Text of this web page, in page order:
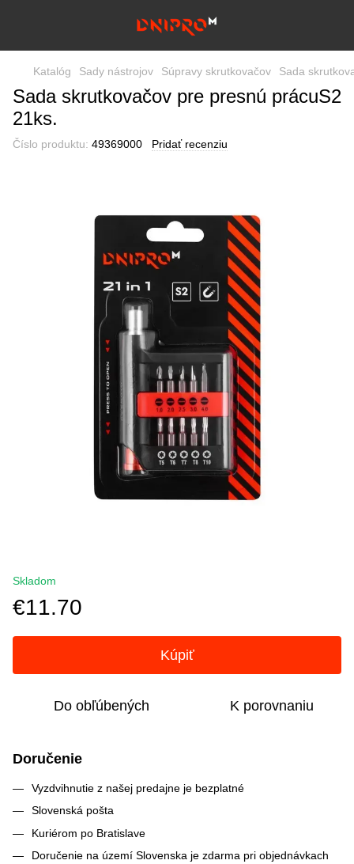
Katalóg Sady nástrojov Súpravy skrutkovačov Sada
Sada skrutkovačov pre presnú prácuS2
21ks.
Číslo produktu: 49369000 Pridať recenziu
Skladom
€11.70
Kúpiť
Do obľúbených K porovnaniu
Doručenie
Vyzdvihnutie z našej predajne je bezplatné
Slovenská pošta
Kuriérom po Bratislave
Doručenie na území Slovenska je zdarma pri objednávkach